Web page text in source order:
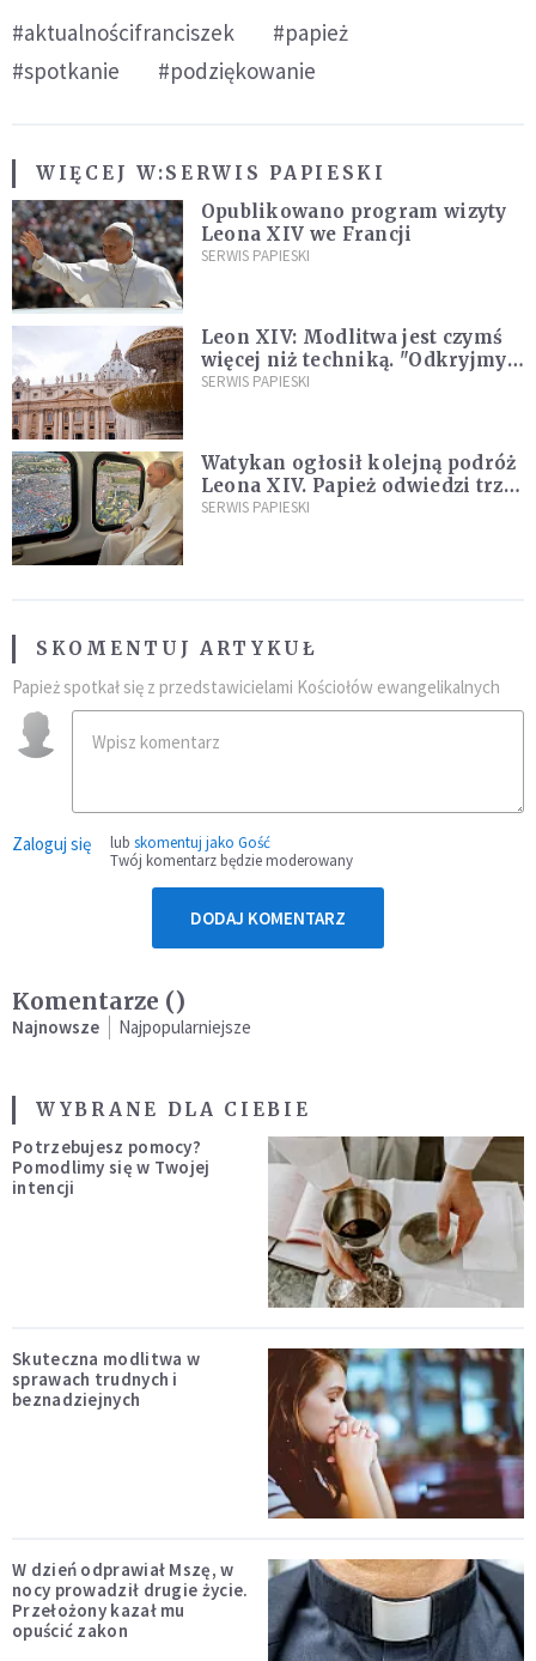
#aktualnościfranciszek
#papież
#spotkanie
#podziękowanie
WIĘCEJ W:SERWIS PAPIESKI
Opublikowano program wizyty
Leona XIV we Francji
SERWIS PAPIESKI
Leon XIV: Modlitwa jest czymś
więcej niż techniką. "Odkryjmy
ją na nowo"
SERWIS PAPIESKI
Watykan ogłosił kolejną podróż
Leona XIV. Papież odwiedzi trzy
kraje Ameryki Południowej
SERWIS PAPIESKI
SKOMENTUJ ARTYKUŁ
Papież spotkał się z przedstawicielami Kościołów ewangelikalnych
Zaloguj się lub skomentuj jako Gość
Twój komentarz będzie moderowany
DODAJ KOMENTARZ
Komentarze ()
Najnowsze Najpopularniejsze
WYBRANE DLA CIEBIE
Potrzebujesz pomocy?
Pomodlimy się w Twojej
intencji
Skuteczna modlitwa w
sprawach trudnych i
beznadziejnych
W dzień odprawiał Mszę, w
nocy prowadził drugie życie.
Przełożony kazał mu
opuścić zakon